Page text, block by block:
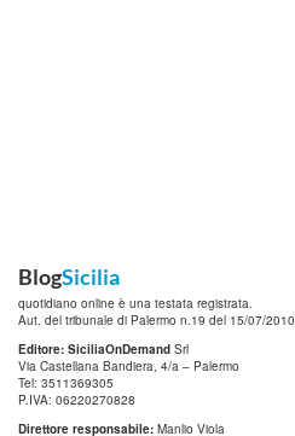
BlogSicilia
quotidiano online è una testata registrata.
Aut. del tribunale di Palermo n.19 del 15/07/2010
Editore: SiciliaOnDemand Srl
Via Castellana Bandiera, 4/a – Palermo
Tel: 3511369305
P.IVA: 06220270828
Direttore responsabile: Manlio Viola